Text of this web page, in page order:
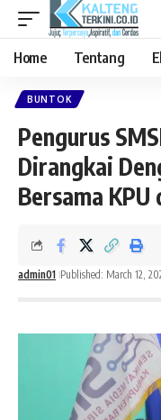
Home Tentang
BUNTOK
Pengurus
Dirangkai
Bersama KPU
admin01 Published: March 12,